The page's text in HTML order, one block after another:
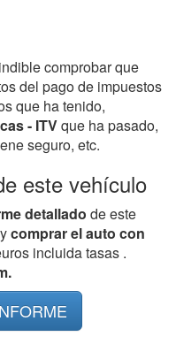
comprobar que
del pago de impuestos
que ha tenido,
- ITVque ha pasado,
seguro, etc.
este vehículo
detallado de este
comprar el auto con
incluida tasas .